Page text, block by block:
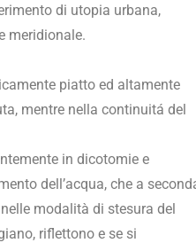
di utopia urbana,
meridionale.
piatto ed altamente
mentre nella continuitá del
in dicotomie e
dell’acqua, che a
modalità di stesura del
riflettono e se si